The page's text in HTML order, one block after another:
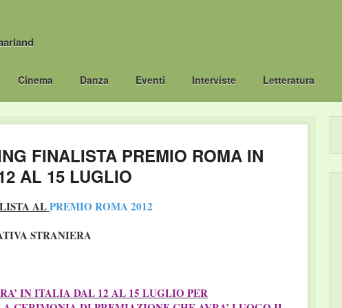
Cinema Danza Eventi Interviste Letteratura
FINALISTA PREMIO ROMA IN
AL 15 LUGLIO
ALPREMIO ROMA 2012
STRANIERA
IN ITALIA DAL 12 AL 15 LUGLIO PER